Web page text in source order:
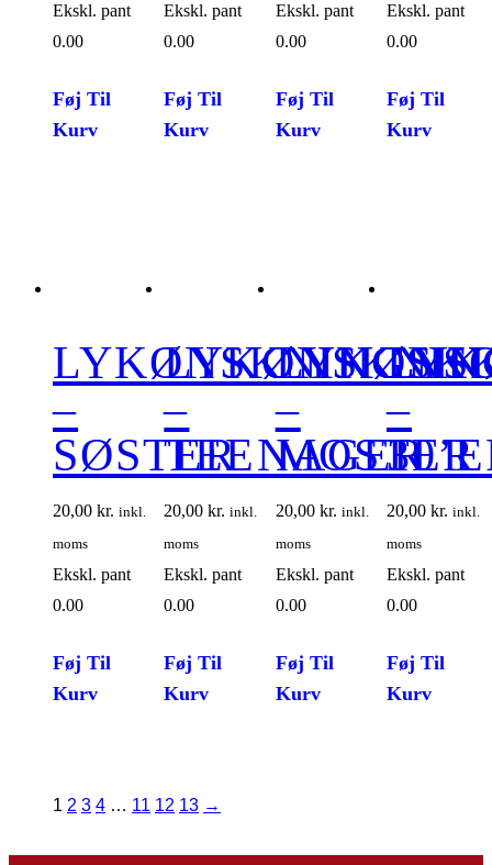
Ekskl. pant
0.00
Føj Til
Kurv
Ekskl. pant
0.00
Føj Til
Kurv
Ekskl. pant
0.00
Føj Til
Kurv
Ekskl. pant
0.00
Føj Til
Kurv
–
SØSTER
20,00 kr. inkl.
moms
Ekskl. pant
0.00
Føj Til
Kurv
–
TEENAGER
20,00kr. inkl.
moms
Ekskl. pant
0.00
Føj Til
Kurv
–
MOSTER
20,00 kr. inkl.
moms
Ekskl. pant
0.00
Føj Til
Kurv
–
20,00 kr. inkl.
moms
Ekskl. pant
0.00
Føj Til
Kurv
1 2 3 4 … 11 12 13 →